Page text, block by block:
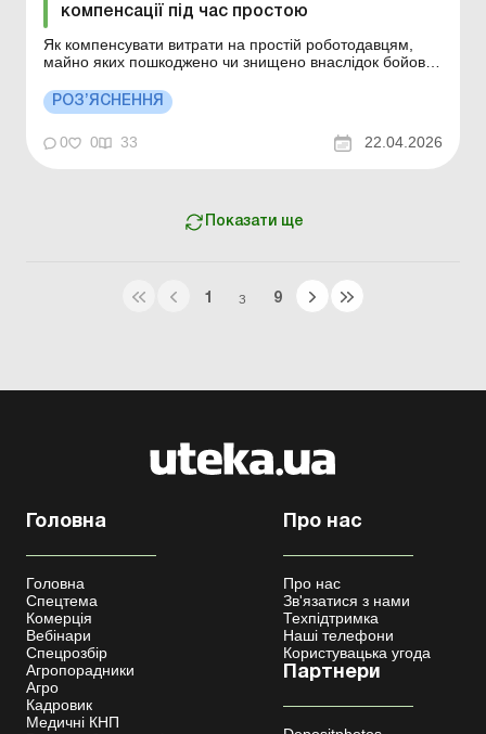
компенсації під час простою
Як компенсувати витрати на простій роботодавцям,
майно яких пошкоджено чи знищено внаслідок бойових
збройною агресією рф проти України. Більше за
темою: Наказ про оголошення простою на час
прост...
РОЗ’ЯСНЕННЯ
0 0 33 22.04.2026
Показати ще
1 З 9
Головна
Головна
Спецтема
Комерція
Вебінари
Спецрозбір
Агропорадники
Агро
Кадровик
Медичні КНП
Про нас
Про нас
Зв'язатися з нами
Техпідтримка
Наші телефони
Користувацька угода
Партнери